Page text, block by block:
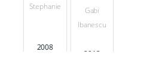
Stephanie
2008
Gabi
Ibanescu
2013